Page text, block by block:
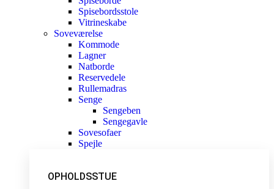
Spisebordsstole
Vitrineskabe
Soveværelse
Kommode
Lagner
Natborde
Reservedele
Rullemadras
Senge
Sengeben
Sengegavle
Sovesofaer
Spejle
OPHOLDSSTUE